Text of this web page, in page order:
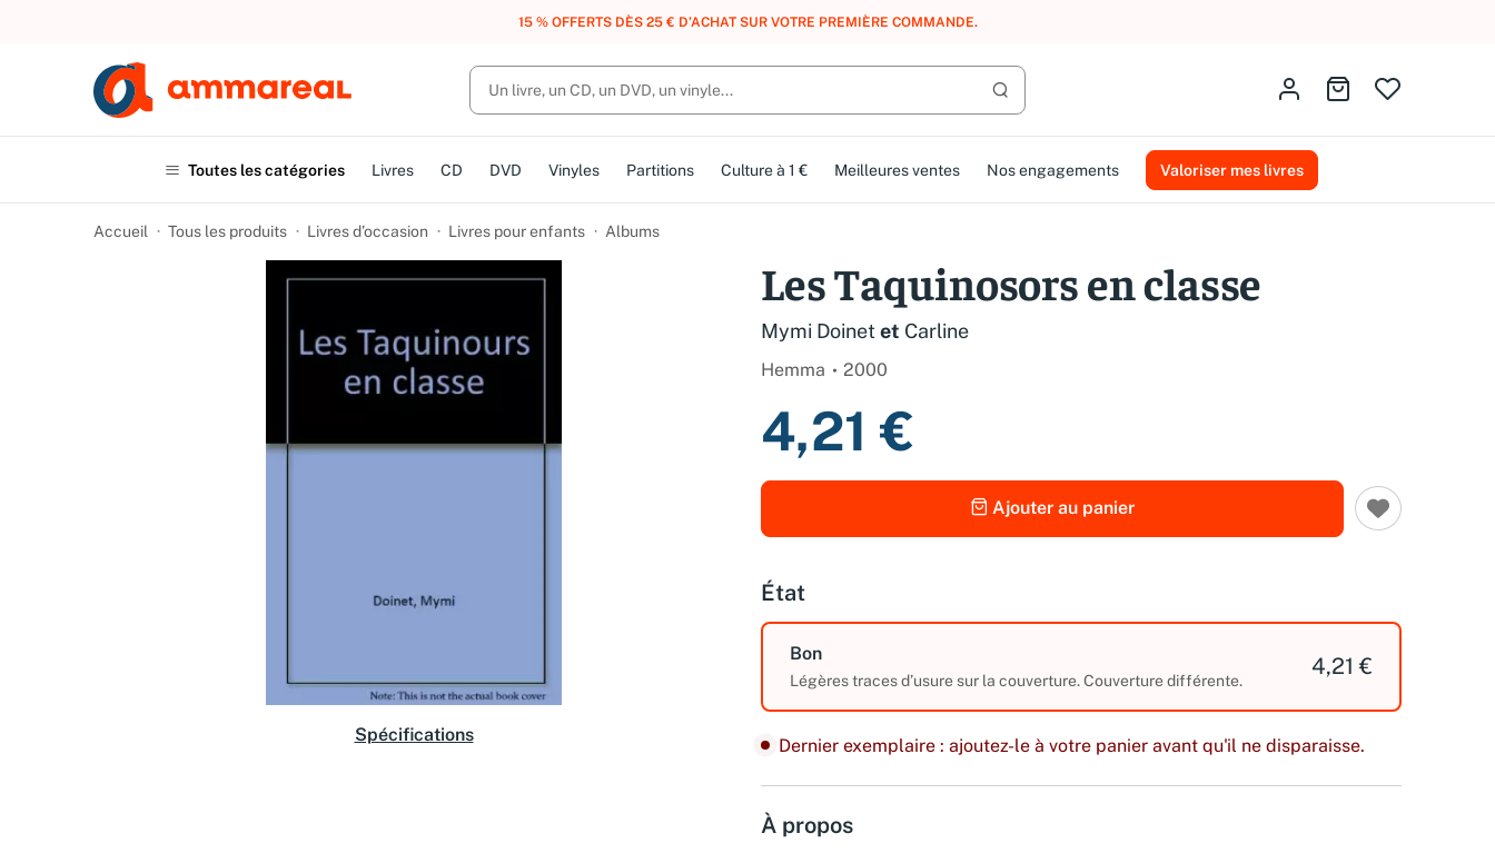
UN ACHAT, DES POINTS, DES RÉCOMPENSES :REJOIGNEZ GRATUITEMENT LE CLUB AMMAREAL.
Lancer la recherche
Identifiez-vousAller au panier
Toutes les catégories Livres CD DVD Vinyles Partitions Culture à 1 € Meilleures ventes Nos engagements Valoriser mes livres
Accueil Tous les produits Livres d’occasion Livres pour enfants Albums
Spécifications
Les Taquinosors en classe
Mymi Doinet et Carline
Hemma 2000
4,21 €
Ajouter au panier
État
Bon
Légères traces d’usure sur la couverture. Couverture différente.
4,21 €
Dernier exemplaire : ajoutez-le à votre panier avant qu'il ne disparaisse.
À propos